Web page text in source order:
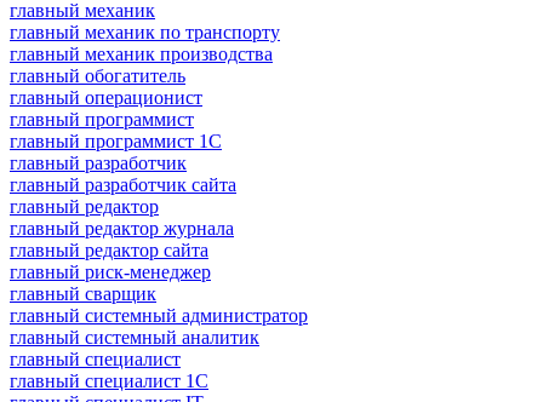
главный механик
главный механик по транспорту
главный механик производства
главный обогатитель
главный операционист
главный программист
главный программист 1С
главный разработчик
главный разработчик сайта
главный редактор
главный редактор журнала
главный редактор сайта
главный риск-менеджер
главный сварщик
главный системный администратор
главный системный аналитик
главный специалист
главный специалист 1С